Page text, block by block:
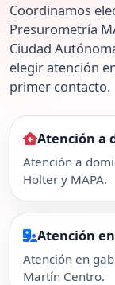
Coordinamos
Presurometría
Ciudad
elegir atención
primer contacto.
Atención a
Atención a
Holter y MAPA.
Atención
Atención en
Martín Centro.